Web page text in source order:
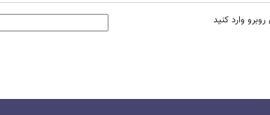
وارد کنید